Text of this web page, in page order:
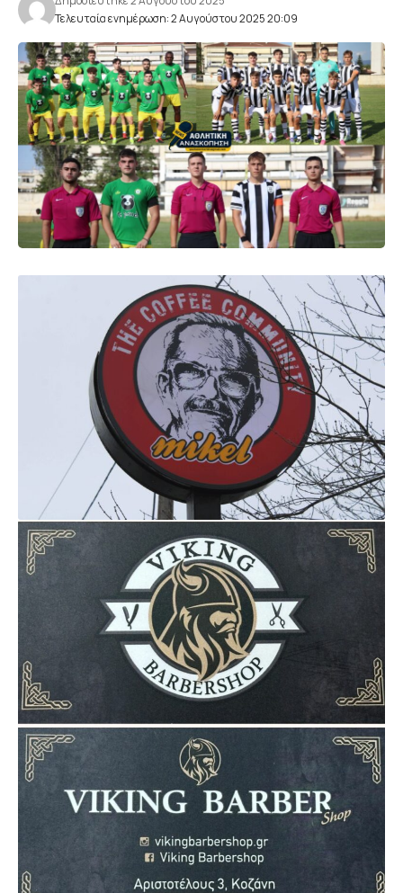
Τελευταία ενημέρωση: 2 Αυγούστου 2025 20:09